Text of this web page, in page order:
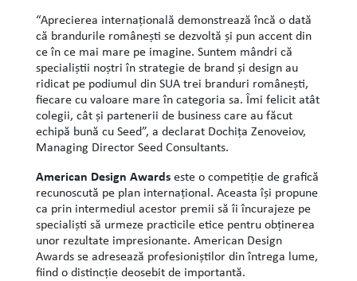
“Aprecierea internaţională demonstrează încă o dată
că brandurile româneşti se dezvoltă şi pun accent din
ce în ce mai mare pe imagine. Suntem mândri că
specialiştii noştri în strategie de brand şi design au
ridicat pe podiumul din SUA trei branduri româneşti,
fiecare cu valoare mare în categoria sa. Îmi felicit atât
colegii, cât şi partenerii de business care au făcut
echipă bună cu Seed”, a declarat Dochiţa Zenoveiov,
Managing Director Seed Consultants.
American Design Awardseste o competiţie de grafică
recunoscută pe plan internaţional. Aceasta îşi propune
ca prin intermediul acestor premii să îi încurajeze pe
specialişti să urmeze practicile etice pentru obţinerea
unor rezultate impresionante. American Design
Awards se adresează profesioniştilor din întrega lume,
fiind o distincţie deosebit de importantă.